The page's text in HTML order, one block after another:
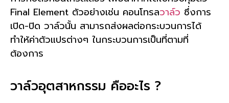
Final Element ตัวอย่างเช่น คอนโทรลวาล์ว ซึ่งการ
เปิด-ปิด วาล์วนั้น สามารถส่งผลต่อกระบวนการได้
ทำให้ค่าตัวแปรต่างๆ ในกระบวนการเป็นที่ตามที่
ต้องการ
วาล์วอุตสาหกรรม คืออะไร ?